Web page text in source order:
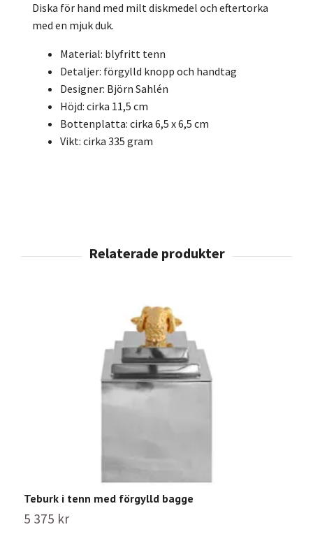
Diska för hand med milt diskmedel och eftertorka
med en mjuk duk.
Material: blyfritt tenn
Detaljer: förgylld knopp och handtag
Designer: Björn Sahlén
Höjd: cirka 11,5 cm
Bottenplatta: cirka 6,5 x 6,5 cm
Vikt: cirka 335 gram
Teburk i tenn med förgylld bagge
5 375 kr